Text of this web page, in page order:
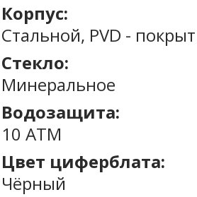
Корпус:
Стальной, PVD -
Стекло:
Минеральное
Водозащита:
10 ATM
Цвет циферблата:
Чёрный